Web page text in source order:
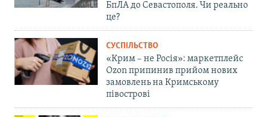
БпЛА до Севастополя. Чи реально
це?
СУСПІЛЬСТВО
«Крим – не Росія»: маркетплейс
Ozon припинив прийом нових
замовлень на Кримському
півострові